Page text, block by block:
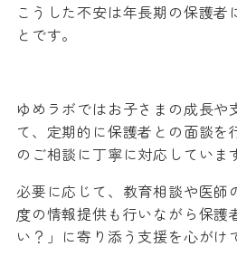
こうした不安は年長期の保護者
とです。
ゆめラボではお子さまの成長や
て、定期的に保護者との面談を
のご相談に丁寧に対応していま
必要に応じて、教育相談や医師
度の情報提供も行いながら保護
い？」に寄り添う支援を心がけ